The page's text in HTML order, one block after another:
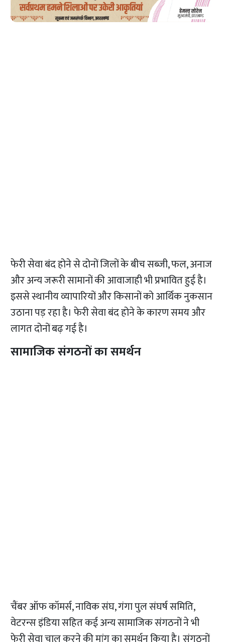
फेरी सेवा बंद होने से दोनों जिलों के बीच सब्जी, फल, अनाज
और अन्य जरूरी सामानों की आवाजाही भी प्रभावित हुई है।
इससे स्थानीय व्यापारियों और किसानों को आर्थिक नुकसान
उठाना पड़ रहा है। फेरी सेवा बंद होने के कारण समय और
लागत दोनों बढ़ गई है।
सामाजिक संगठनों का समर्थन
चैंबर ऑफ कॉमर्स, नाविक संघ, गंगा पुल संघर्ष समिति,
वेटरन्स इंडिया सहित कई अन्य सामाजिक संगठनों ने भी